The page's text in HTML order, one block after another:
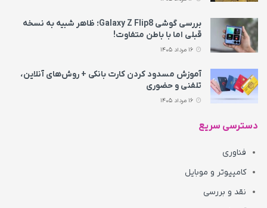
بررسی گوشی Galaxy Z Flip8؛ ظاهر شبیه به نسخه
قبلی اما با باطن متفاوت!
آموزش مسدود کردن کارت بانکی + روش‌های آنلاین،
تلفنی و حضوری
دسترسی سریع
فناوری
کامپیوتر و موبایل
نقد و بررسی